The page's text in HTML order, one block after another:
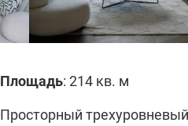
Площадь: 214 кв. м
Просторный